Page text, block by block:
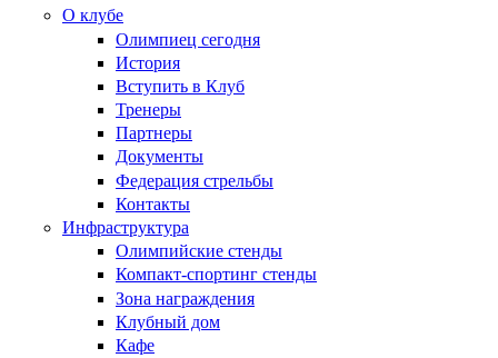
О клубе
Олимпиец сегодня
История
Вступить в Клуб
Тренеры
Партнеры
Документы
Федерация стрельбы
Контакты
Инфраструктура
Олимпийские стенды
Компакт-спортинг стенды
Зона награждения
Клубный дом
Кафе